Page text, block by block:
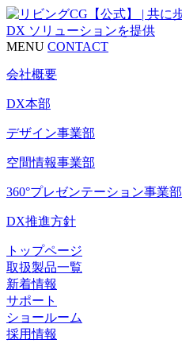
MENU CONTACT
会社概要
DX本部
デザイン事業部
空間情報事業部
360°プレゼンテーション事業部
DX推進方針
トップページ
取扱製品一覧
新着情報
サポート
ショールーム
採用情報